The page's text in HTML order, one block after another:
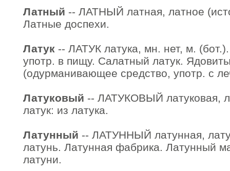
Латный -- ЛАТНЫЙ латная, латное
Латные доспехи.
Латук -- ЛАТУК латука, мн. нет, м.
употр. в пищу. Салатный латук.
(одурманивающее средство, употр. с
Латуковый -- ЛАТУКОВЫЙ латуковая,
латук: из латука.
Латунный -- ЛАТУННЫЙ латунная,
латунь. Латунная фабрика. Латунный
латуни.